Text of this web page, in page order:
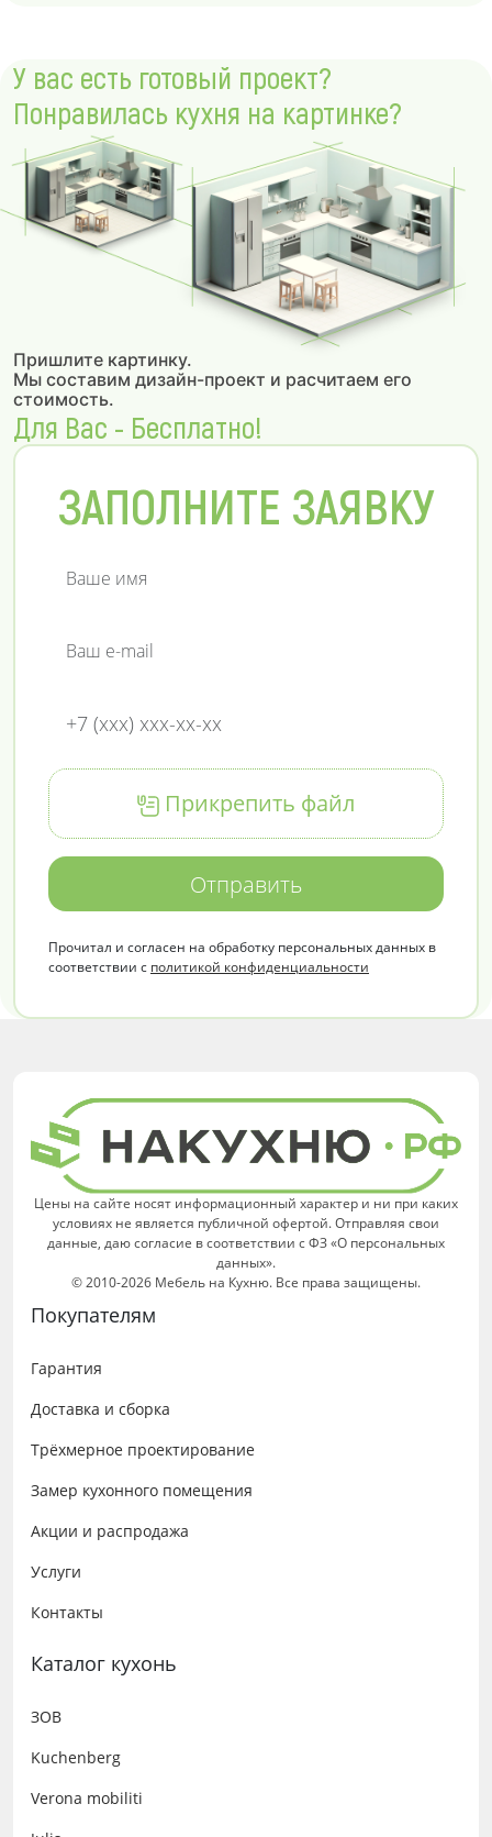
У вас есть готовый проект?
Понравилась кухня на картинке?
Пришлите картинку.
Мы составим дизайн-проект и расчитаем его
стоимость.
Для Вас - Бесплатно!
ЗАПОЛНИТЕ ЗАЯВКУ
Прикрепить файл
Отправить
Прочитал и согласен на обработку персональных данных в
соответствии с политикой конфиденциальности
Цены на сайте носят информационный характер и ни при каких
условиях не является публичной офертой. Отправляя свои
данные, даю согласие в соответствии с ФЗ «О персональных
данных».
© 2010-2026 Мебель на Кухню. Все права защищены.
Покупателям
Гарантия
Доставка и сборка
Трёхмерное проектирование
Замер кухонного помещения
Акции и распродажа
Услуги
Контакты
Каталог кухонь
ЗОВ
Kuchenberg
Verona mobiliti